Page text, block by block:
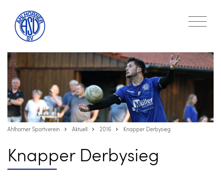
Ahlhorner Sportverein Aktuell 2016 Knapper Derbysieg
Knapper Derbysieg